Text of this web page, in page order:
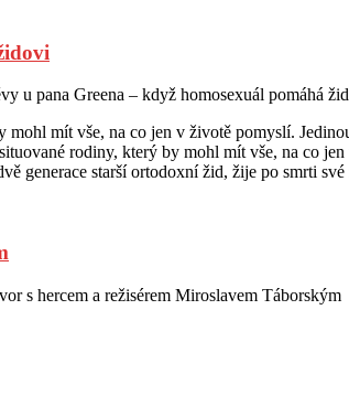
u pana Greena – když homosexuál pomáhá
mít vše, na co jen v životě pomyslí.
rodiny, který by mohl mít vše, na co
generace starší ortodoxní žid, žije po smrti
s hercem a režisérem Miroslavem Táborským